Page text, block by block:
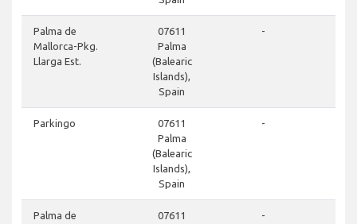
Palma de
Mallorca-Pkg.
Llarga Est.
07611
Palma
(Balearic
Islands),
Spain
-
Parkingo
07611
Palma
(Balearic
Islands),
Spain
-
Palma de
07611
-